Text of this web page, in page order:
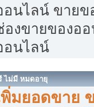
อนไลน์ ขายข
องขายของอ
อนไลน์
ไม่มี หมดอายุ
พิ่มยอดขาย